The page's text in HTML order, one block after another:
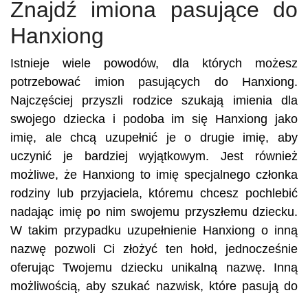
Znajdź imiona pasujące do
Hanxiong
Istnieje wiele powodów, dla których możesz
potrzebować imion pasujących do Hanxiong.
Najczęściej przyszli rodzice szukają imienia dla
swojego dziecka i podoba im się Hanxiong jako
imię, ale chcą uzupełnić je o drugie imię, aby
uczynić je bardziej wyjątkowym. Jest również
możliwe, że Hanxiong to imię specjalnego członka
rodziny lub przyjaciela, któremu chcesz pochlebić
nadając imię po nim swojemu przyszłemu dziecku.
W takim przypadku uzupełnienie Hanxiong o inną
nazwę pozwoli Ci złożyć ten hołd, jednocześnie
oferując Twojemu dziecku unikalną nazwę. Inną
możliwością, aby szukać nazwisk, które pasują do